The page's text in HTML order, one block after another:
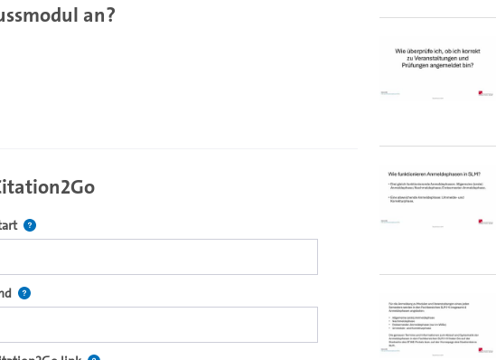
an?
video player.
Defines the starting point for Citation2Go. Please click in the field to select the current
Defines the end point for Citation2Go. Please click in the field to select the current time.